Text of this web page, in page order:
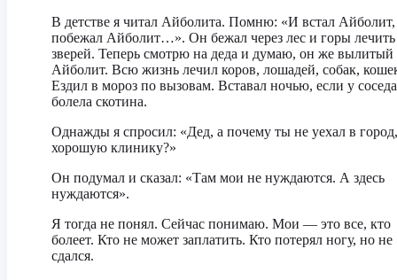
В детстве я читал Айболита. Помню: «И встал Айболит,
побежал Айболит…». Он бежал через лес и горы лечить
зверей. Теперь смотрю на деда и думаю, он же вылитый
Айболит. Всю жизнь лечил коров, лошадей, собак,
Ездил в мороз по вызовам. Вставал ночью, если у соседа
болела скотина.
Однажды я спросил: «Дед, а почему ты не уехал в
хорошую клинику?»
Он подумал и сказал: «Там мои не нуждаются. А здесь
нуждаются».
Я тогда не понял. Сейчас понимаю. Мои — это все, кто
болеет. Кто не может заплатить. Кто потерял ногу, но не
сдался.